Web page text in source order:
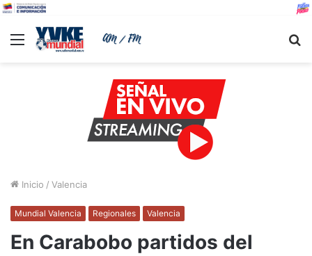
Menu
Inicio / Valencia
Mundial Valencia Regionales Valencia
En Carabobo partidos del